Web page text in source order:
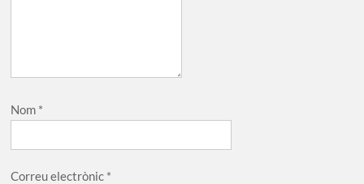
Nom *
Correu electrònic *